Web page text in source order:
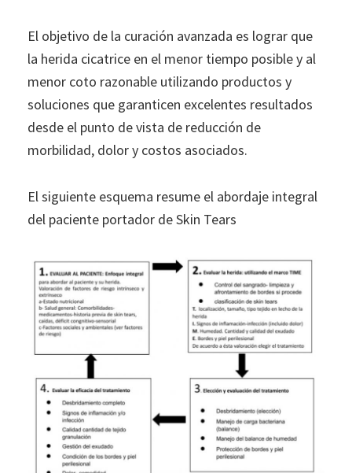
El objetivo de la curación avanzada es lograr que
la herida cicatrice en el menor tiempo posible y al
menor coto razonable utilizando productos y
soluciones que garanticen excelentes resultados
desde el punto de vista de reducción de
morbilidad, dolor y costos asociados.
El siguiente esquema resume el abordaje integral
del paciente portador de Skin Tears